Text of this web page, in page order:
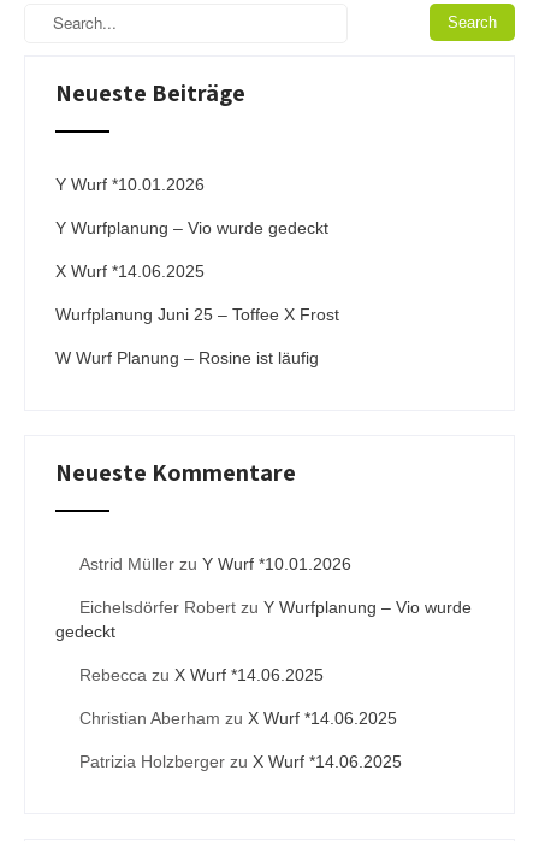
Neueste Beiträge
Y Wurf *10.01.2026
Y Wurfplanung – Vio wurde gedeckt
X Wurf *14.06.2025
Wurfplanung Juni 25 – Toffee X Frost
W Wurf Planung – Rosine ist läufig
Neueste Kommentare
Astrid Müller zu Y Wurf *10.01.2026
Eichelsdörfer Robert zu Y Wurfplanung – Vio wurde
gedeckt
Rebecca zu X Wurf *14.06.2025
Christian Aberham zu X Wurf *14.06.2025
Patrizia Holzberger zu X Wurf *14.06.2025